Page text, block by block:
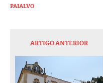
PAIALVO
ARTIGO ANTERIOR